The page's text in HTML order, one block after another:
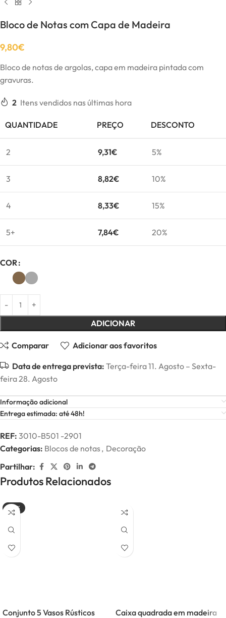
Bloco de Notas com Capa de Madeira
9,80€
Bloco de notas de argolas, capa em madeira pintada com
gravuras.
2 Itens vendidos nas últimas hora
QUANTIDADE PREÇO DESCONTO
2 9,31€ 5%
3 8,82€ 10%
4 8,33€ 15%
5+ 7,84€ 20%
COR
ADICIONAR
Comparar Adicionar aos favoritos
Data de entrega prevista: Terça-feira 11. Agosto – Sexta-
feira 28. Agosto
Informação adicional
Entrega estimada: até 48h!
REF: 3010-B501 -2901
Categorias: Blocos de notas, Decoração
Partilhar:
Produtos Relacionados
-20%
Conjunto 5 Vasos Rústicos Caixa quadrada em madeira